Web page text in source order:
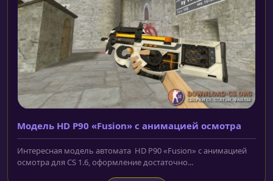
Mодель HD P90 «Fusion» с анимацией осмотра
Интересная модель автомата HD P90 «Fusion» с анимацией
осмотра для CS 1.6, оформление достаточно...